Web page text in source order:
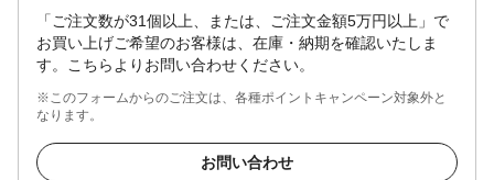
「ご注文数が31個以上、または、ご注文金額5万円以上」で
お買い上げご希望のお客様は、在庫・納期を確認いたしま
す。こちらよりお問い合わせください。
※このフォームからのご注文は、各種ポイントキャンペーン対象外と
なります。
お問い合わせ